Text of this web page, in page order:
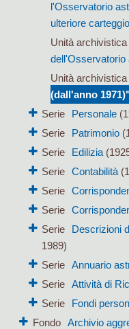
l'Osservatorio
ulteriore
Unità archivistica
dell'Osservatorio
Unità archivistica
(dall'anno 1971)"
Serie
Personale
Serie
Patrimonio
Serie
Edilizia
Serie Contabilità
Serie
Serie
Serie
Descrizioni
1989)
Serie Annuario
Serie Attività di
Serie
Fondi
Fondo
Archivio